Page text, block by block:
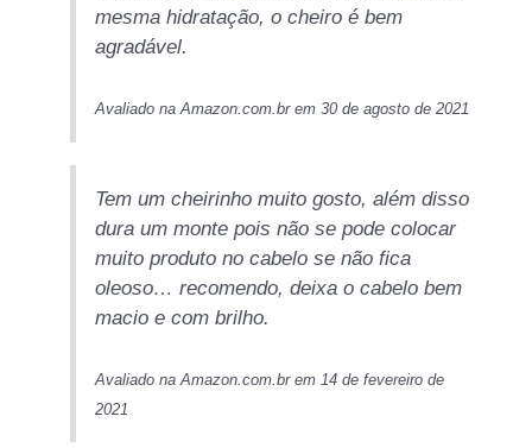
mesma hidratação, o cheiro é bem
agradável.
Avaliado na Amazon.com.br em 30 de agosto de 2021
Tem um cheirinho muito gosto, além disso
dura um monte pois não se pode colocar
muito produto no cabelo se não fica
oleoso… recomendo, deixa o cabelo bem
macio e com brilho.
Avaliado na Amazon.com.br em 14 de fevereiro de
2021